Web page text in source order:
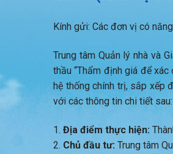
Kính gửi: Các đơn vị có
Trung tâm Quản lý nhà và
thầu “Thẩm định giá để
hệ thống chính trị, sắp xếp
với các thông tin chi tiết sau:
Địa điểm thực hiện:
Chủ đầu tư: Trung tâm